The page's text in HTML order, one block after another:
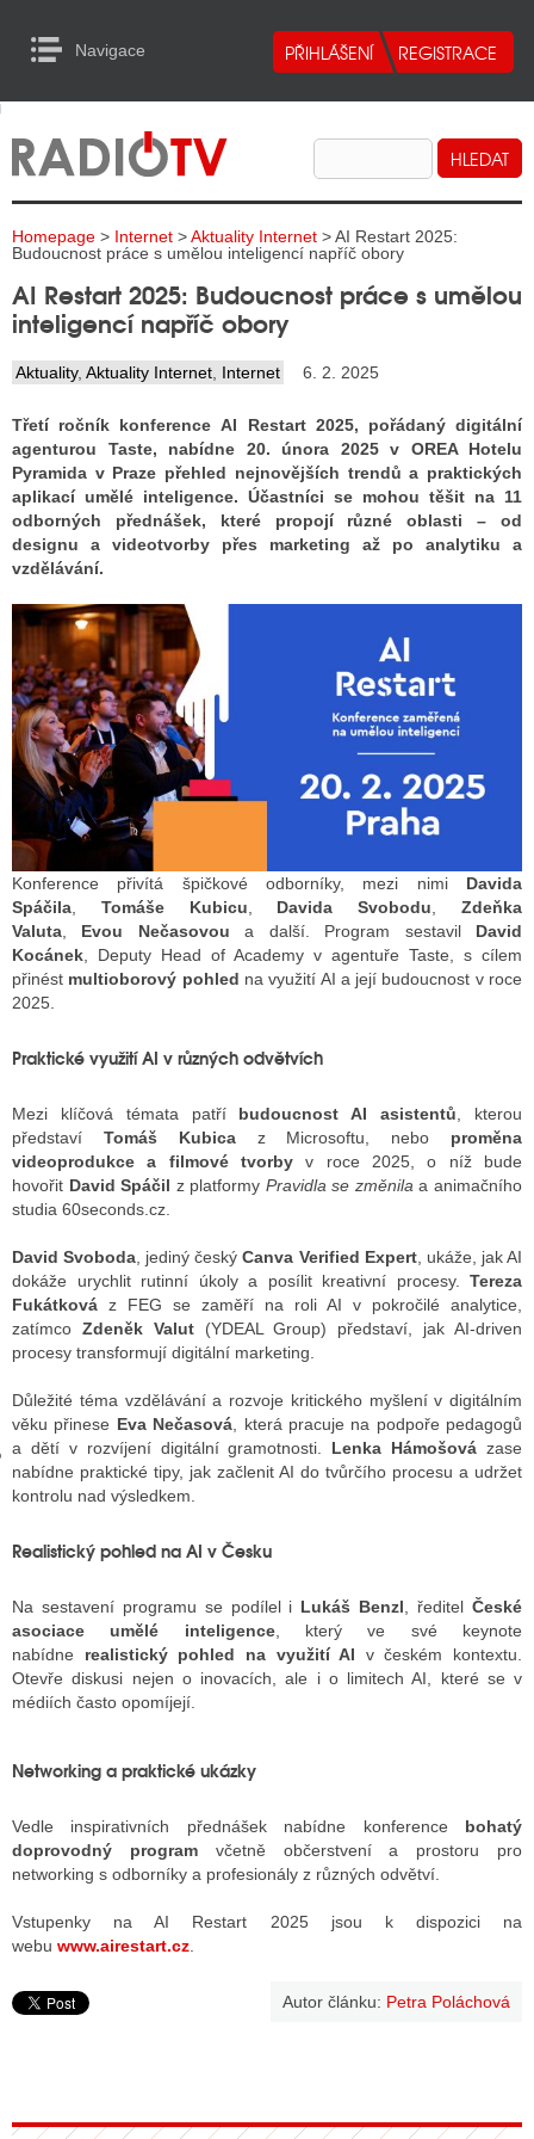
Navigace
RADIA
TELEVIZE
INTERNET
TISK
RADIA
RÁDIÍ
RÁDIÍ
VYSÍLAČE
TELEVIZE
TELEVIZÍ
VYSÍLAČE
INTERNET
RÁDIA
STRÁNKY RÁDIÍ
STRÁNKY TV
STÁT BLOGEREM
STARŠÍCH DISKUZÍ
to Content
Homepage > Internet >Aktuality Internet > AI Restart 2025:
Budoucnost práce s umělou inteligencí napříč obory
AI Restart 2025: Budoucnost práce s umělou
inteligencí napříč obory
Aktuality, Aktuality Internet Internet 6. 2. 2025
Třetí ročník konference AI Restart 2025, pořádaný digitální
agenturou Taste, nabídne 20. února 2025 v OREA Hotelu
Pyramida v Praze přehled nejnovějších trendů a praktických
aplikací umělé inteligence. Účastníci se mohou těšit na 11
odborných přednášek, které propojí různé oblasti – od
designu a videotvorby přes marketing až po analytiku a
vzdělávání.
Konference přivítá špičkové odborníky, mezi nimi Davida
Spáčila
Tomáše Kubicu Davida Svobodu ,Zdeňka
Valuta
Evou Nečasovou a další. Program sestavil David
Kocánek , Deputy Head of Academy v agentuře Taste, s cílem
přinést multioborový pohled na využití AI a její budoucnost v roce
2025.
Praktické využití AI v různých odvětvích
Mezi klíčová témata patří budoucnost AI asistentů , kterou
představí Tomáš Kubicaz Microsoftu, nebo proměna
videoprodukce a filmové tvorby v roce 2025, o níž bude
hovořit David Spáčil z platformy Pravidla se změnila a animačního
studia 60seconds.cz.
David Svoboda , jediný českýCanva Verified Expert, ukáže, jak AI
dokáže urychlit rutinní úkoly a posílit kreativní procesy. Tereza
Fukátková z FEG se zaměří na roli AI v pokročilé analytice,
zatímco Zdeněk Valut(YDEAL Group) představí, jak AI-driven
procesy transformují digitální marketing.
Důležité téma vzdělávání a rozvoje kritického myšlení v digitálním
věku přinese Eva Nečasová , která pracuje na podpoře pedagogů
a dětí v rozvíjení digitální gramotnosti. Lenka Hámošová zase
nabídne praktické tipy, jak začlenit AI do tvůrčího procesu a udržet
kontrolu nad výsledkem.
Realistický pohled na AI v Česku
Na sestavení programu se podílel i Lukáš Benzl , ředitelČeské
asociace umělé inteligence, který ve své keynote
nabídne realistický pohled na využití AI v českém kontextu.
Otevře diskusi nejen o inovacích, ale i o limitech AI, které se v
médiích často opomíjejí.
Networking a praktické ukázky
Vedle inspirativních přednášek nabídne konference bohatý
doprovodný programvčetně občerstvení a prostoru pro
networking s odborníky a profesionály z různých odvětví.
Vstupenky na AI Restart 2025 jsou k dispozici na
webu www.airestart.cz
Autor článku: Petra Poláchová